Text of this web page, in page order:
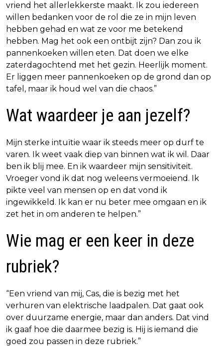
vriend het allerlekkerste maakt. Ik zou iedereen
willen bedanken voor de rol die ze in mijn leven
hebben gehad en wat ze voor me betekend
hebben. Mag het ook een ontbijt zijn? Dan zou ik
pannenkoeken willen eten. Dat doen we elke
zaterdagochtend met het gezin. Heerlijk moment.
Er liggen meer pannenkoeken op de grond dan op
tafel, maar ik houd wel van die chaos.”
Wat waardeer je aan jezelf?
Mijn sterke intuïtie waar ik steeds meer op durf te
varen. Ik weet vaak diep van binnen wat ik wil. Daar
ben ik blij mee. En ik waardeer mijn sensitiviteit.
Vroeger vond ik dat nog weleens vermoeiend. Ik
pikte veel van mensen op en dat vond ik
ingewikkeld. Ik kan er nu beter mee omgaan en ik
zet het in om anderen te helpen.”
Wie mag er een keer in deze
rubriek?
“Een vriend van mij, Cas, die is bezig met het
verhuren van elektrische laadpalen. Dat gaat ook
over duurzame energie, maar dan anders. Dat vind
ik gaaf hoe die daarmee bezig is. Hij is iemand die
goed zou passen in deze rubriek.”